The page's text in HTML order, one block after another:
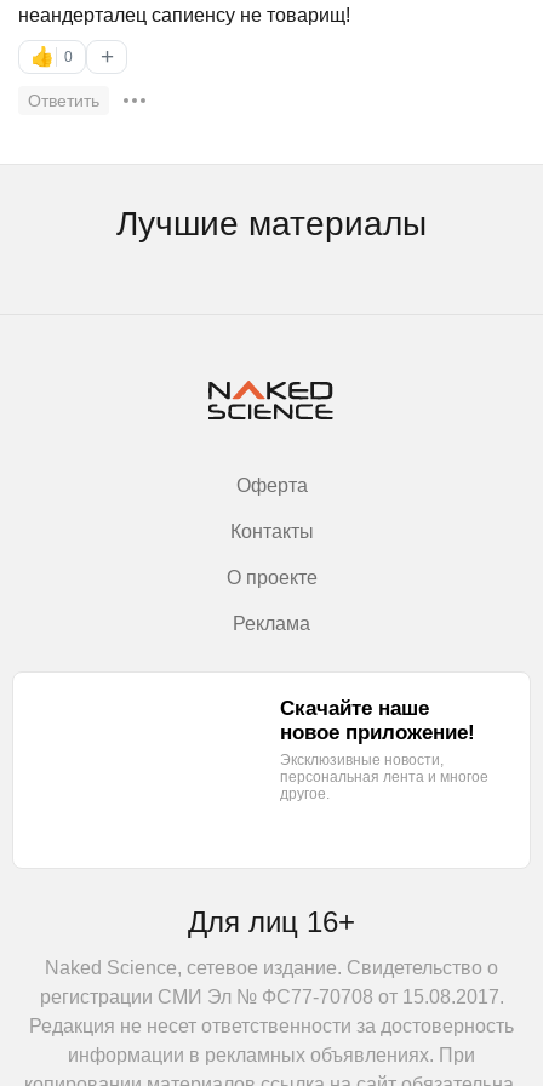
неандерталец сапиенсу не товарищ!
👍 0 +
Ответить
Лучшие материалы
Оферта
Контакты
О проекте
Реклама
Для лиц 16+
Naked Science, сетевое издание. Свидетельство о
регистрации СМИ Эл № ФС77-70708 от 15.08.2017.
Редакция не несет ответственности за достоверность
информации в рекламных объявлениях. При
Скачайте наше
новое приложение!
Эксклюзивные новости,
персональная лента и многое
другое.